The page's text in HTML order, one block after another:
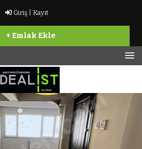
Giriş | Kayıt
+ Emlak Ekle